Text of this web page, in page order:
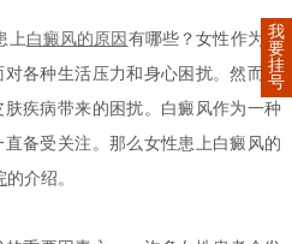
上白癜风的原因 有哪些？女性作为家
各种生活压力和身心困扰。然而，
疾病带来的困扰。白癜风作为一种
备受关注。那么女性患上白癜风的
的介绍。
我
要
挂
号